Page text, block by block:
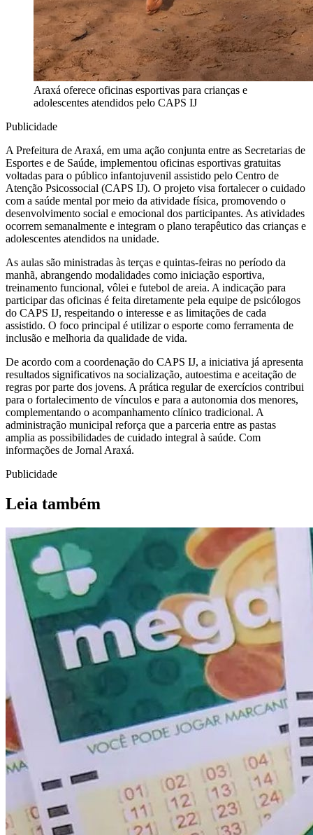
Araxá oferece oficinas esportivas para crianças e
adolescentes atendidos pelo CAPS IJ
Publicidade
A Prefeitura de Araxá, em uma ação conjunta entre as Secretarias de
Esportes e de Saúde, implementou oficinas esportivas gratuitas
voltadas para o público infantojuvenil assistido pelo Centro de
Atenção Psicossocial (CAPS IJ). O projeto visa fortalecer o cuidado
com a saúde mental por meio da atividade física, promovendo o
desenvolvimento social e emocional dos participantes. As atividades
ocorrem semanalmente e integram o plano terapêutico das crianças e
adolescentes atendidos na unidade.
As aulas são ministradas às terças e quintas-feiras no período da
manhã, abrangendo modalidades como iniciação esportiva,
treinamento funcional, vôlei e futebol de areia. A indicação para
participar das oficinas é feita diretamente pela equipe de psicólogos
do CAPS IJ, respeitando o interesse e as limitações de cada
assistido. O foco principal é utilizar o esporte como ferramenta de
inclusão e melhoria da qualidade de vida.
De acordo com a coordenação do CAPS IJ, a iniciativa já apresenta
resultados significativos na socialização, autoestima e aceitação de
regras por parte dos jovens. A prática regular de exercícios contribui
para o fortalecimento de vínculos e para a autonomia dos menores,
complementando o acompanhamento clínico tradicional. A
administração municipal reforça que a parceria entre as pastas
amplia as possibilidades de cuidado integral à saúde. Com
informações de Jornal Araxá.
Publicidade
Leia também